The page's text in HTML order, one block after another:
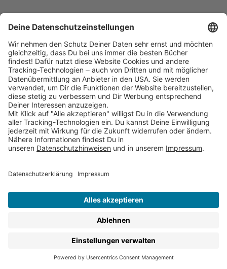
oder bereits im Bett, ein Buch in der Hand. Mit einer
Gute-Nacht-Geschichte kehrt Ruhe ein, der Tag wird mit
diesem Ritual beendet und das Einschlafen fällt den
Kleinen (und auch den Größeren) viel leichter. Für diese
wunderbaren Kuschelmomente gibt es bei uns
traumhafte Bücher mit Gute-Nacht-Geschichten, Gute-
Nacht-Märchen und Gute-Nacht-Gebeten.
Schau Dich hier einfach mal um: Du findest
Klassiker wie das Sandmännchen,
unseren frechen kleinen
Siebenschläfer.
Allerkleinsten haben wir schön geschriebene und
liebevoll illustrierte Gute-Nacht-Bücher.